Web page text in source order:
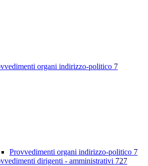
organi indirizzo-politico 7
Provvedimenti organi indirizzo-politico 7
dirigenti - amministrativi 727